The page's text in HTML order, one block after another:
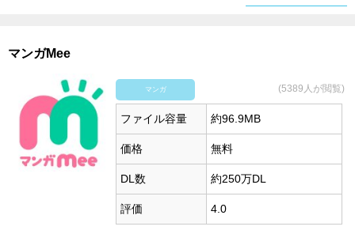
マンガMee
マンガ (5389人が閲覧)
ファイル容量 約96.9MB
価格 無料
DL数 約250万DL
評価 4.0